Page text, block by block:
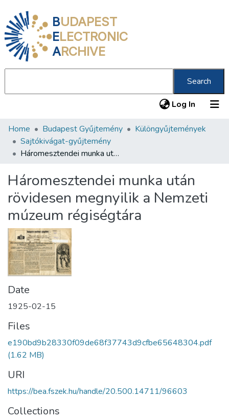
BUDAPEST
ELECTRONIC
ARCHIVE
Search
Log In (current)
Communities & Collections
All of DSpace
About us
Home Budapest Gyűjtemény
Különgyűjtemények
Sajtókivágat-gyűjtemény
Háromesztendei munka után rövidesen megnyilik a Nemzeti múzeum régiségtára
Háromesztendei munka után
rövidesen megnyilik a Nemzeti
múzeum régiségtára
Date
1925-02-15
Files
e190bd9b28330f09de68f37743d9cfbe65648304.pdf
(1.62 MB)
URI
https://bea.fszek.hu/handle/20.500.14711/96603
Collections